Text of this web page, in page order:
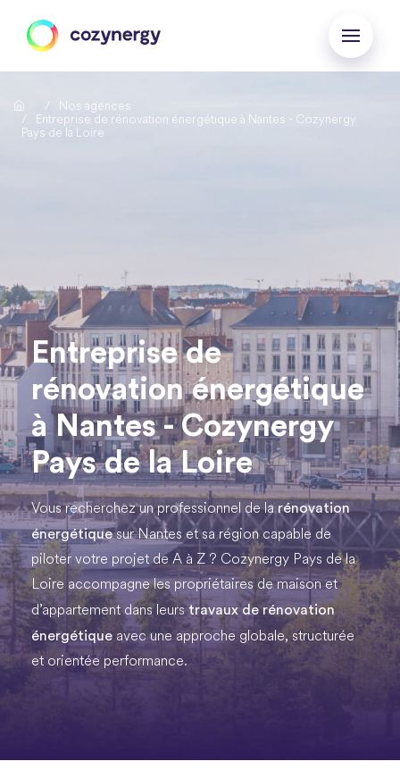
Nos agences
Entreprise de rénovation énergétique à Nantes - Cozynergy
Pays de la Loire
Entreprise de
rénovation énergétique
à Nantes - Cozynergy
Pays de la Loire
Vous recherchez un professionnel de la rénovation
énergétiquesur Nantes et sa région capable de
piloter votre projet de A à Z ? Cozynergy Pays de la
Loire accompagne les propriétaires de maison et
d’appartement dans leurstravaux de rénovation
énergétique avec une approche globale, structurée
et orientée performance.